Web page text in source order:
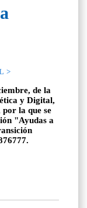
>
de la
y Digital,
la que se
"Ayudas a